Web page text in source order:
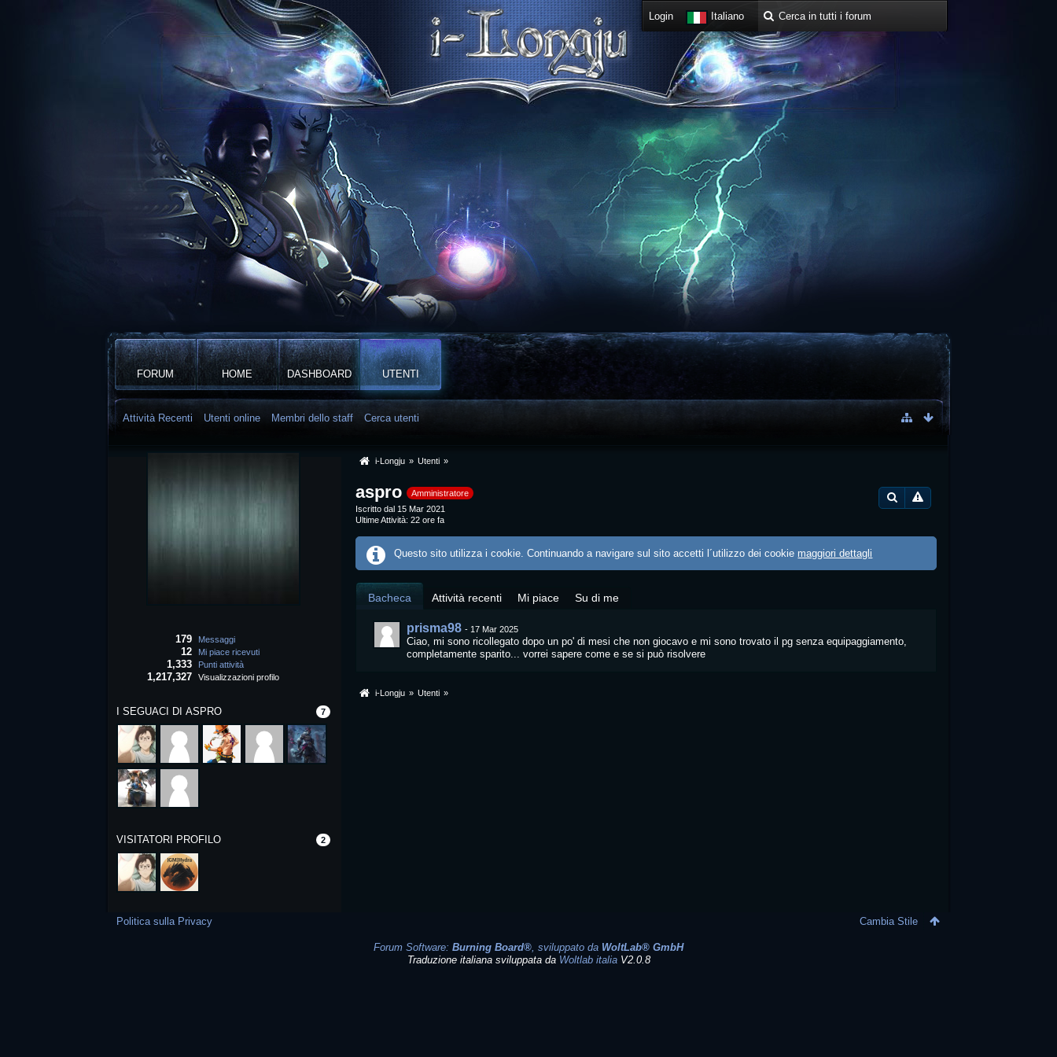
Login Italiano
FORUM HOME DASHBOARD UTENTI
Attività Recenti Utenti online Membri dello staff Cerca utenti
Messaggi
179
Mi piace ricevuti
12
Punti attività
1,333
Visualizzazioni profilo
1,217,327
I SEGUACI DI ASPRO 7
VISITATORI PROFILO 2
i-Longju » Utenti »
aspro Amministratore
Iscritto dal 15 Mar 2021
Ultime Attività 22 ore fa
Questo sito utilizza i cookie. Continuando a navigare sul sito accetti l´utilizzo dei cookie maggiori dettagli
Bacheca Attività recenti Mi piace Su di me
prisma98 - 17 Mar 2025
Ciao, mi sono ricollegato dopo un po' di mesi che non giocavo e mi sono trovato il pg senza equipaggiamento,
completamente sparito... vorrei sapere come e se si può risolvere
i-Longju » Utenti »
Politica sulla Privacy Cambia Stile
Forum Software: Burning Board®, sviluppato da WoltLab® GmbH
Traduzione italiana sviluppata da Woltlab italiaV2.0.8